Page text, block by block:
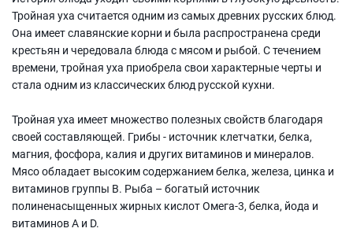
Тройная уха считается одним из самых древних русских блюд.
Она имеет славянские корни и была распространена среди
крестьян и чередовала блюда с мясом и рыбой. С течением
времени, тройная уха приобрела свои характерные черты и
стала одним из классических блюд русской кухни.
Тройная уха имеет множество полезных свойств благодаря
своей составляющей. Грибы - источник клетчатки, белка,
магния, фосфора, калия и других витаминов и минералов.
Мясо обладает высоким содержанием белка, железа, цинка и
витаминов группы B. Рыба – богатый источник
полиненасыщенных жирных кислот Омега-3, белка, йода и
витаминов A и D.